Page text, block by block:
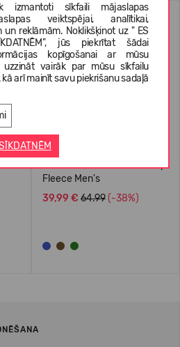
izmantoti sīkfaili mājaslapas
veiktspējai, analītikai,
reklāmām. Noklikšķinot uz " ES
jūs piekrītat šādai
kopīgošanai ar mūsu
vairāk par mūsu sīkfailu
arī mainīt savu piekrišanu sadaļā
-38%
Columbia Fast Trek II Full Zip
Fleece Men's
39,99 € 64.99 (-38%)